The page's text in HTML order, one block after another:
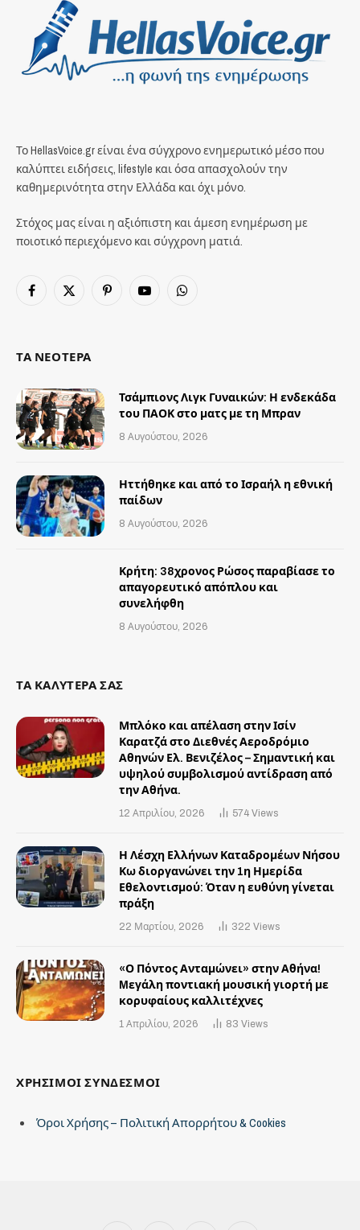
Το HellasVoice.gr είναι ένα σύγχρονο ενημερωτικό μέσο που
καλύπτει ειδήσεις, lifestyle και όσα απασχολούν την
καθημερινότητα στην Ελλάδα και όχι μόνο.
Στόχος μας είναι η αξιόπιστη και άμεση ενημέρωση με
ποιοτικό περιεχόμενο και σύγχρονη ματιά.
Facebook
X
PinterestYouTubeWhatsApp
ΤΑ ΝΕΟΤΕΡΑ
Τσάμπιονς Λιγκ Γυναικών: Η ενδεκάδα
του ΠΑΟΚ στο ματς με τη Μπραν
8 Αυγούστου, 2026
Ηττήθηκε και από το Ισραήλ η εθνική
παίδων
8 Αυγούστου, 2026
Κρήτη: 38χρονος Ρώσος παραβίασε το
απαγορευτικό απόπλου και
συνελήφθη
8 Αυγούστου, 2026
ΤΑ ΚΑΛΥΤΕΡΑ ΣΑΣ
Μπλόκο και απέλαση στην Ισίν
Καρατζά στο Διεθνές Αεροδρόμιο
Αθηνών Ελ. Βενιζέλος – Σημαντική και
υψηλού συμβολισμού αντίδραση από
την Αθήνα.
12 Απριλίου, 2026 574 Views
Η Λέσχη Ελλήνων Καταδρομέων Νήσου
Κω διοργανώνει την 1η Ημερίδα
Εθελοντισμού: Όταν η ευθύνη γίνεται
πράξη
22 Μαρτίου, 2026 322 Views
«Ο Πόντος Ανταμώνει» στην Αθήνα!
Mεγάλη ποντιακή μουσική γιορτή με
κορυφαίους καλλιτέχνες
1 Απριλίου, 2026 83 Views
ΧΡΗΣΙΜΟΙ ΣΥΝΔΕΣΜΟΙ
Όροι Χρήσης – Πολιτική Απορρήτου & Cookies